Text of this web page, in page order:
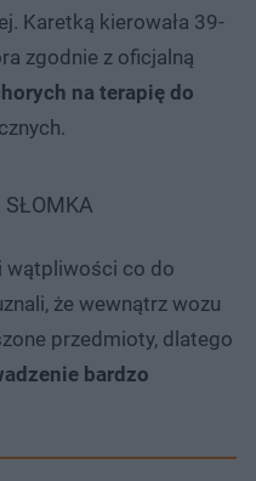
Karetką kierowała 39-
zgodnie z oficjalną
na terapię do
SŁOMKA
wątpliwości co do
że wewnątrz wozu
przedmioty, dlatego
bardzo